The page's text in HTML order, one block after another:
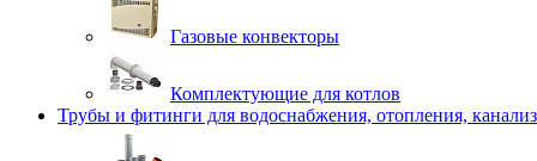
Газовые конвекторы
Комплектующие для котлов
Трубы и фитинги для водоснабжения, отопления,